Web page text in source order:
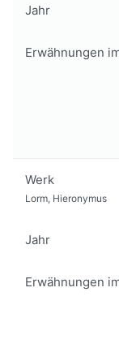
Jahr
Erwähnungen
Werk
Lorm, Hieronymus
Jahr
Erwähnungen